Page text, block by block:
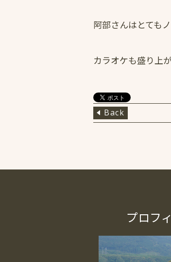
阿部さんはとても
カラオケも盛り上
Back
プロフ